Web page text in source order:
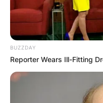
BUZZDAY
Reporter Wears Ill-Fitting